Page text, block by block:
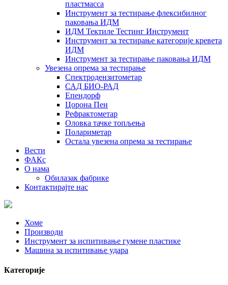
пластмасса
Инструмент за тестирање флексибилног
паковања ИДМ
ИДМ Тектиле Тестинг Инструмент
Инструмент за тестирање категорије кревета
ИДМ
Инструмент за тестирање паковања ИДМ
Увезена опрема за тестирање
Спектродензитометар
САД БИО-РАД
Епендорф
Цорона Пен
Рефрактометар
Оловка тачке топљења
Полариметар
Остала увезена опрема за тестирање
Вести
ФАКс
О нама
Обилазак фабрике
Контактирајте нас
Хоме
Производи
Инструмент за испитивање гумене пластике
Машина за испитивање удара
Категорије